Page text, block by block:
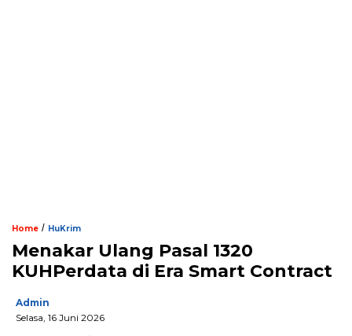
Home / HuKrim
Menakar Ulang Pasal 1320
KUHPerdata di Era Smart Contract
Admin
Selasa, 16 Juni 2026